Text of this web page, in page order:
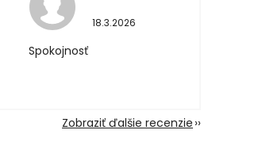
18.3.2026
Spokojnosť
Zobraziť ďalšie recenzie